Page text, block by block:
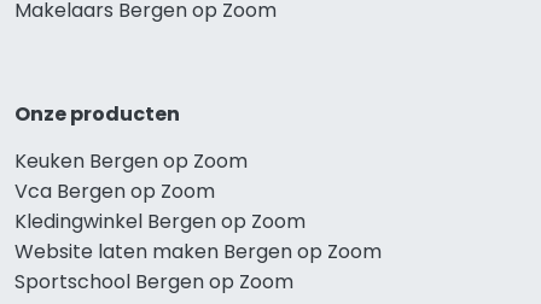
Makelaars Bergen op Zoom
Onze producten
Keuken Bergen op Zoom
Vca Bergen op Zoom
Kledingwinkel Bergen op Zoom
Website laten maken Bergen op Zoom
Sportschool Bergen op Zoom